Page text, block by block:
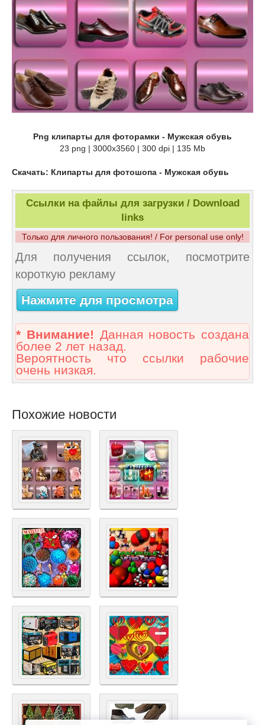
Png клипарты для фоторамки - Мужская обувь
23 png | 3000х3560 | 300 dpi | 135 Mb
Скачать: Клипарты для фотошопа - Мужская обувь
Ссылки на файлы для загрузки / Download
links
Только для личного пользования! / For personal use only!
Для получения ссылок, посмотрите
короткую рекламу
Нажмите для просмотра
* Внимание! Данная новость создана
более 2 лет назад.
Вероятность что ссылки рабочие
очень низкая.
Похожие новости